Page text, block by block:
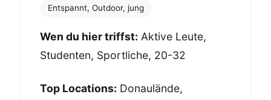
Entspannt, Outdoor, jung
Wen du hier triffst: Aktive Leute,
Studenten, Sportliche, 20-32
Top Locations: Donaulände,